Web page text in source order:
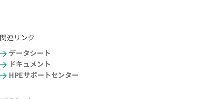
関連リンク
データシート
ドキュメント
HPEサポートセンター